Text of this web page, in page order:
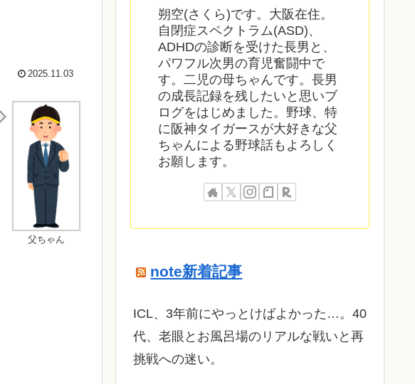
2025.11.03
父ちゃん
朔空(さくら)です。大阪在住。
自閉症スペクトラム(ASD)、
ADHDの診断を受けた長男と、
パワフル次男の育児奮闘中で
す。二児の母ちゃんです。長男
の成長記録を残したいと思いブ
ログをはじめました。野球、特
に阪神タイガースが大好きな父
ちゃんによる野球話もよろしく
お願します。
note新着記事
ICL、3年前にやっとけばよかった…。40
代、老眼とお風呂場のリアルな戦いと再
挑戦への迷い。